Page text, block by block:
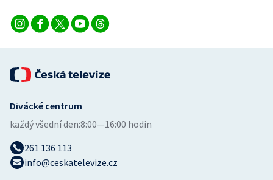
Divácké centrum
každý všední den:8:00—16:00 hodin
261 136 113
info@ceskatelevize.cz